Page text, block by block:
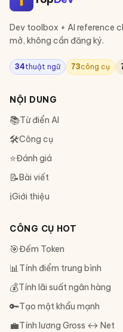
Dev toolbox + AI reference
mở, không cần đăng ký.
34thuật ngữ 73công cụ
NỘI DUNG
📚Từ điển AI
🛠Công cụ
⭐Đánh giá
📝Bài viết
ℹ️Giới thiệu
CÔNG CỤ HOT
🎯Đếm Token
📊Tính điểm trung bình
💰Tính lãi suất ngân hàng
🔑Tạo mật khẩu mạnh
💼Tính lương Gross ↔ Net